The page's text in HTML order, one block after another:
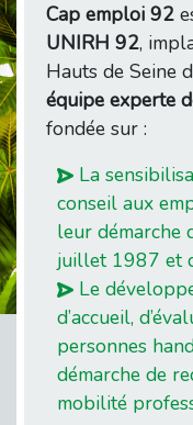
Cap emploi 92
UNIRH 92,
Hauts de Seine
équipe experte
fondée sur :
La
conseil aux
leur démarche
juillet 1987 et
Le
d’accueil,
personnes
démarche de
mobilité